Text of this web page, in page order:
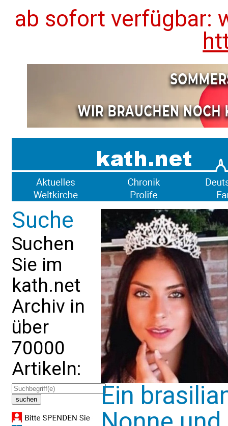
ab sofort verfügbar:
Suche
Suchen
Sie im
kath.net
Archiv in
über
70000
Artikeln:
Ein